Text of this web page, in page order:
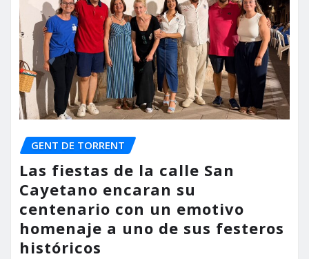
GENT DE TORRENT
Las fiestas de la calle San
Cayetano encaran su
centenario con un emotivo
homenaje a uno de sus festeros
históricos